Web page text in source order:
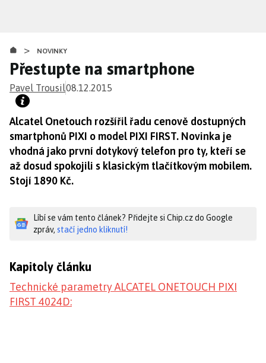
obsahu
> NOVINKY
Přestupte na smartphone
Pavel Trousil08.12.2015
Alcatel Onetouch rozšířil řadu cenově dostupných
smartphonů PIXI o model PIXI FIRST. Novinka je
vhodná jako první dotykový telefon pro ty, kteří se
až dosud spokojili s klasickým tlačítkovým mobilem.
Stojí 1890 Kč.
Líbí se vám tento článek? Přidejte si Chip.cz do Google
zpráv, stačí jedno kliknutí!
Kapitoly článku
Technické parametry ALCATEL ONETOUCH PIXI
FIRST 4024D: